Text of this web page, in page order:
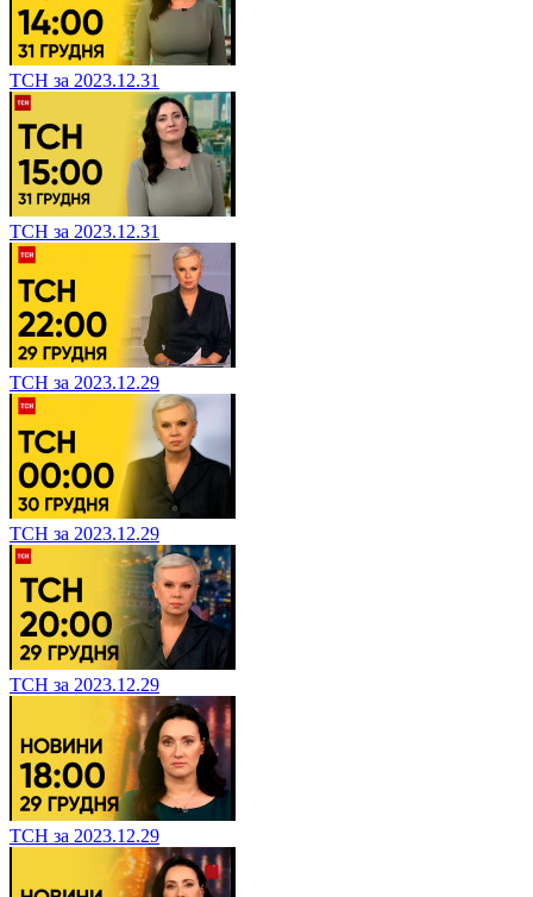
ТСН за 2023.12.31
ТСН за 2023.12.31
ТСН за 2023.12.29
ТСН за 2023.12.29
ТСН за 2023.12.29
ТСН за 2023.12.29